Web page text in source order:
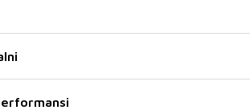
podizanje optužnice", kazao je tada Dodik.
kao "Pavlović banka", koja već duže
se o predmetu koji je vezan za vilu u
kupio 14. svibnja 2007. godine za